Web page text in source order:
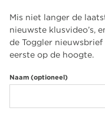
Mis niet langer de
nieuwste klusvideo’s,
de Toggler
eerste op de hoogte.
Naam (optioneel)